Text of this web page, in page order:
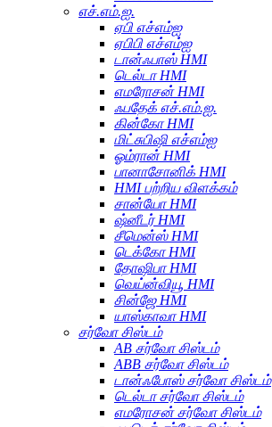
எச்.எம்.ஐ.
ஏபி எச்எம்ஐ
ஏபிபி எச்எம்ஐ
டான்ஃபாஸ் HMI
டெல்டா HMI
எமரோசன் HMI
ஃபதேக் எச்.எம்.ஐ.
கின்கோ HMI
மிட்சுபிஷி எச்எம்ஐ
ஓம்ரான் HMI
பானாசோனிக் HMI
HMI பற்றிய விளக்கம்
சான்யோ HMI
ஷ்னீடர் HMI
சீமென்ஸ் HMI
டெக்கோ HMI
தோஷிபா HMI
வெய்ன்வியூ HMI
சின்ஜே HMI
யாஸ்காவா HMI
சர்வோ சிஸ்டம்
AB சர்வோ சிஸ்டம்
ABB சர்வோ சிஸ்டம்
டான்ஃபோஸ் சர்வோ சிஸ்டம்
டெல்டா சர்வோ சிஸ்டம்
எமரோசன் சர்வோ சிஸ்டம்